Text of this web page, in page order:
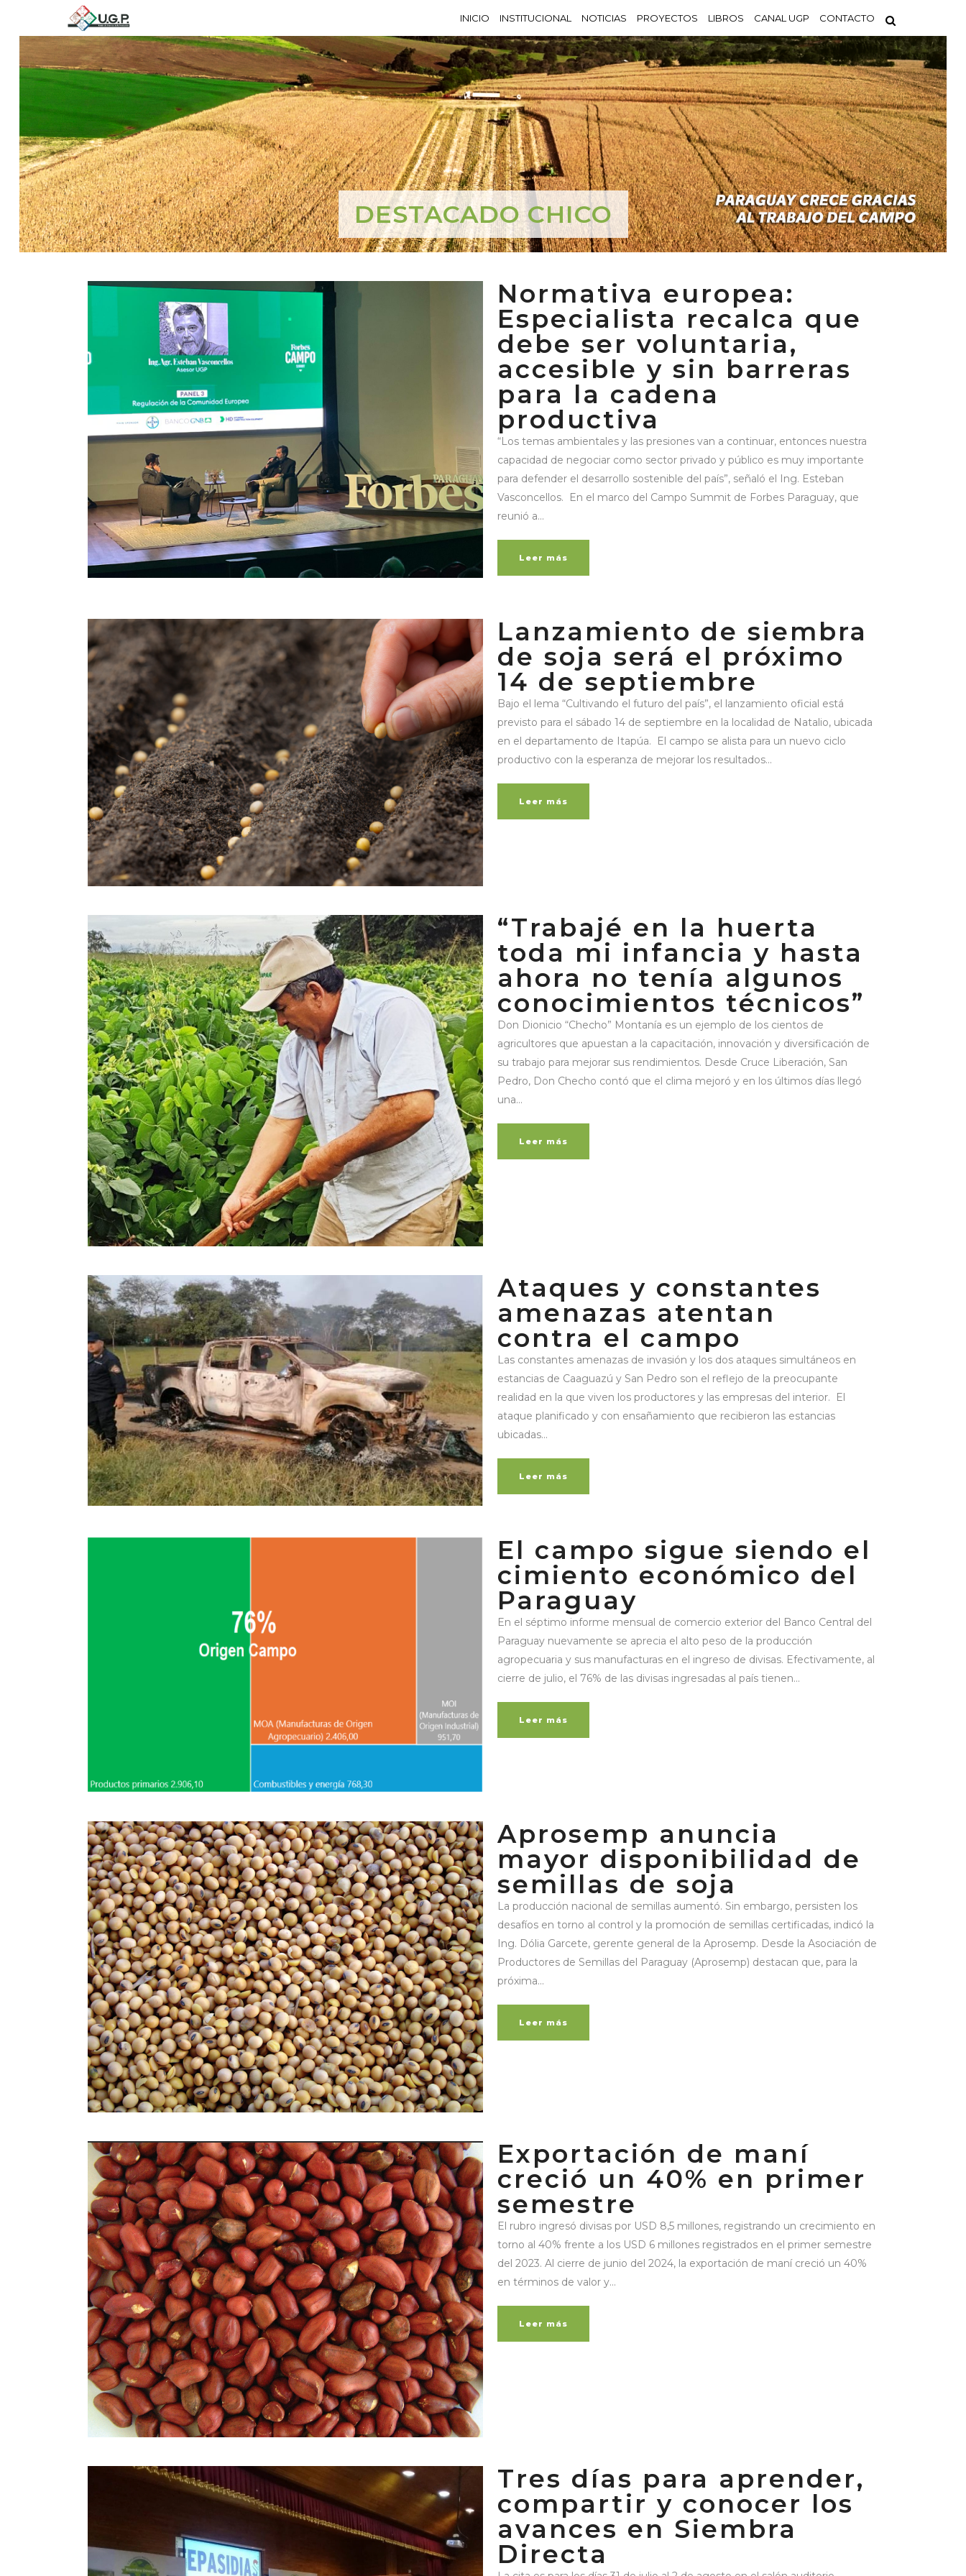
INICIO INSTITUCIONAL NOTICIAS PROYECTOS LIBROS CANAL UGP CONTACTO
DESTACADO CHICO
Normativa europea:
Especialista recalca que
debe ser voluntaria,
accesible y sin barreras
para la cadena
productiva
“Los temas ambientales y las presiones van a continuar, entonces nuestra
capacidad de negociar como sector privado y público es muy importante
para defender el desarrollo sostenible del país”, señaló el Ing. Esteban
Vasconcellos. En el marco del Campo Summit de Forbes Paraguay, que
reunió a...
Leer más
Lanzamiento de siembra
de soja será el próximo
14 de septiembre
Bajo el lema “Cultivando el futuro del país”, el lanzamiento oficial está
previsto para el sábado 14 de septiembre en la localidad de Natalio, ubicada
en el departamento de Itapúa. El campo se alista para un nuevo ciclo
productivo con la esperanza de mejorar los resultados...
Leer más
“Trabajé en la huerta
toda mi infancia y hasta
ahora no tenía algunos
conocimientos técnicos”
Don Dionicio “Checho” Montanía es un ejemplo de los cientos de
agricultores que apuestan a la capacitación, innovación y diversificación de
su trabajo para mejorar sus rendimientos. Desde Cruce Liberación, San
Pedro, Don Checho contó que el clima mejoró y en los últimos días llegó
una...
Leer más
Ataques y constantes
amenazas atentan
contra el campo
Las constantes amenazas de invasión y los dos ataques simultáneos en
estancias de Caaguazú y San Pedro son el reflejo de la preocupante
realidad en la que viven los productores y las empresas del interior. El
ataque planificado y con ensañamiento que recibieron las estancias
ubicadas...
Leer más
El campo sigue siendo el
cimiento económico del
Paraguay
En el séptimo informe mensual de comercio exterior del Banco Central del
Paraguay nuevamente se aprecia el alto peso de la producción
agropecuaria y sus manufacturas en el ingreso de divisas. Efectivamente, al
cierre de julio, el 76% de las divisas ingresadas al país tienen...
Leer más
Aprosemp anuncia
mayor disponibilidad de
semillas de soja
La producción nacional de semillas aumentó. Sin embargo, persisten los
desafíos en torno al control y la promoción de semillas certificadas, indicó la
Ing. Dólia Garcete, gerente general de la Aprosemp. Desde la Asociación de
Productores de Semillas del Paraguay (Aprosemp) destacan que, para la
próxima...
Leer más
Exportación de maní
creció un 40% en primer
semestre
El rubro ingresó divisas por USD 8,5 millones, registrando un crecimiento en
torno al 40% frente a los USD 6 millones registrados en el primer semestre
del 2023. Al cierre de junio del 2024, la exportación de maní creció un 40%
en términos de valor y...
Leer más
Tres días para aprender,
compartir y conocer los
avances en Siembra
Directa